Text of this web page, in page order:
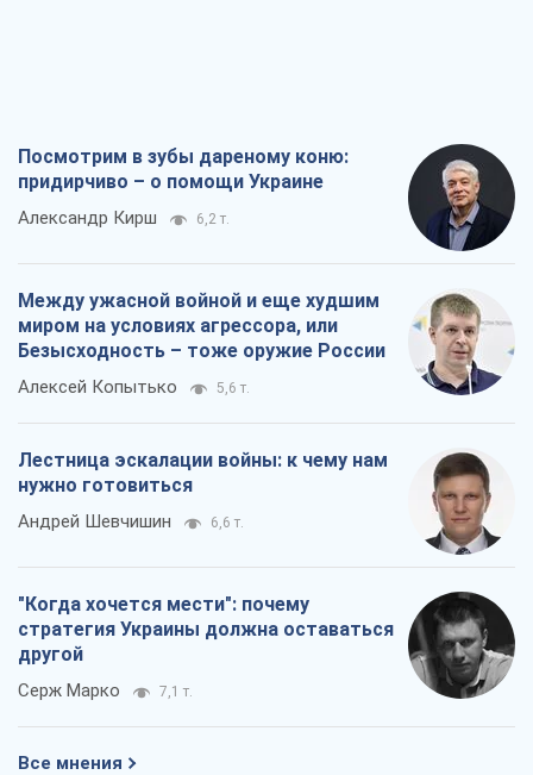
Посмотрим в зубы дареному коню:
придирчиво – о помощи Украине
Александр Кирш 6,2 т.
Между ужасной войной и еще худшим
миром на условиях агрессора, или
Безысходность – тоже оружие России
Алексей Копытько 5,6 т.
Лестница эскалации войны: к чему нам
нужно готовиться
Андрей Шевчишин 6,6 т.
"Когда хочется мести": почему
стратегия Украины должна оставаться
другой
Серж Марко 7,1 т.
Все мнения